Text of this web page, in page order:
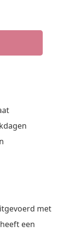
met
een